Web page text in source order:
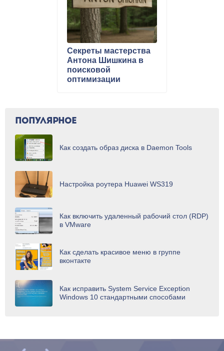
Секреты мастерства
Антона Шишкина в
поисковой
оптимизации
ПОПУЛЯРНОЕ
Как создать образ диска в Daemon Tools
Настройка роутера Huawei WS319
Как включить удаленный рабочий стол (RDP)
в VMware
Как сделать красивое меню в группе
вконтакте
Как исправить System Service Exception
Windows 10 стандартными способами